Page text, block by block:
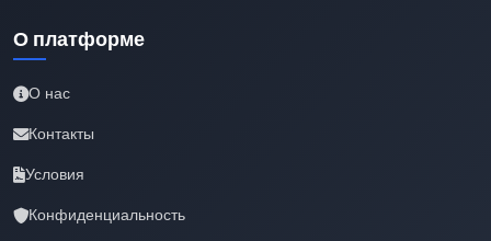
О платформе
О нас
Контакты
Условия
Конфиденциальность